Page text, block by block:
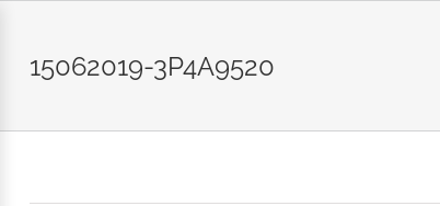
15062019-3P4A9520